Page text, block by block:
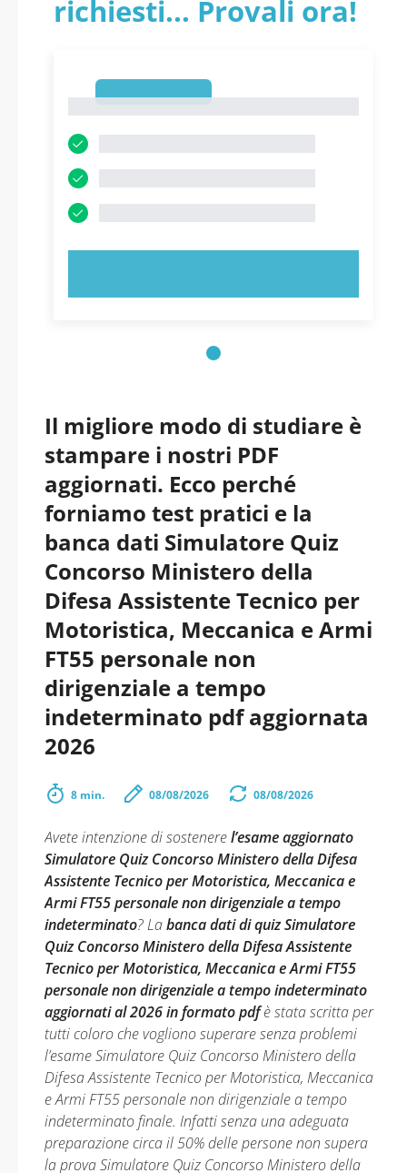
richiesti... Provali ora!
Il migliore modo di studiare è
stampare i nostri PDF
aggiornati. Ecco perché
forniamo test pratici e la
banca dati Simulatore Quiz
Concorso Ministero della
Difesa Assistente Tecnico per
Motoristica, Meccanica e Armi
FT55 personale non
dirigenziale a tempo
indeterminato pdf aggiornata
2026
8 min. 08/08/2026 08/08/2026
Avete intenzione di sostenerel’esame aggiornato
Simulatore Quiz Concorso Ministero della Difesa
Assistente Tecnico per Motoristica, Meccanica e
Armi FT55 personale non dirigenziale a tempo
indeterminato? Labanca dati di quiz Simulatore
Quiz Concorso Ministero della Difesa Assistente
Tecnico per Motoristica, Meccanica e Armi FT55
personale non dirigenziale a tempo indeterminato
aggiornati al 2026 in formato pdfè stata scritta per
tutti coloro che vogliono superare senza problemi
l’esame Simulatore Quiz Concorso Ministero della
Difesa Assistente Tecnico per Motoristica, Meccanica
e Armi FT55 personale non dirigenziale a tempo
indeterminato finale. Infatti senza una adeguata
preparazione circa il 50% delle persone non supera
la prova Simulatore Quiz Concorso Ministero della